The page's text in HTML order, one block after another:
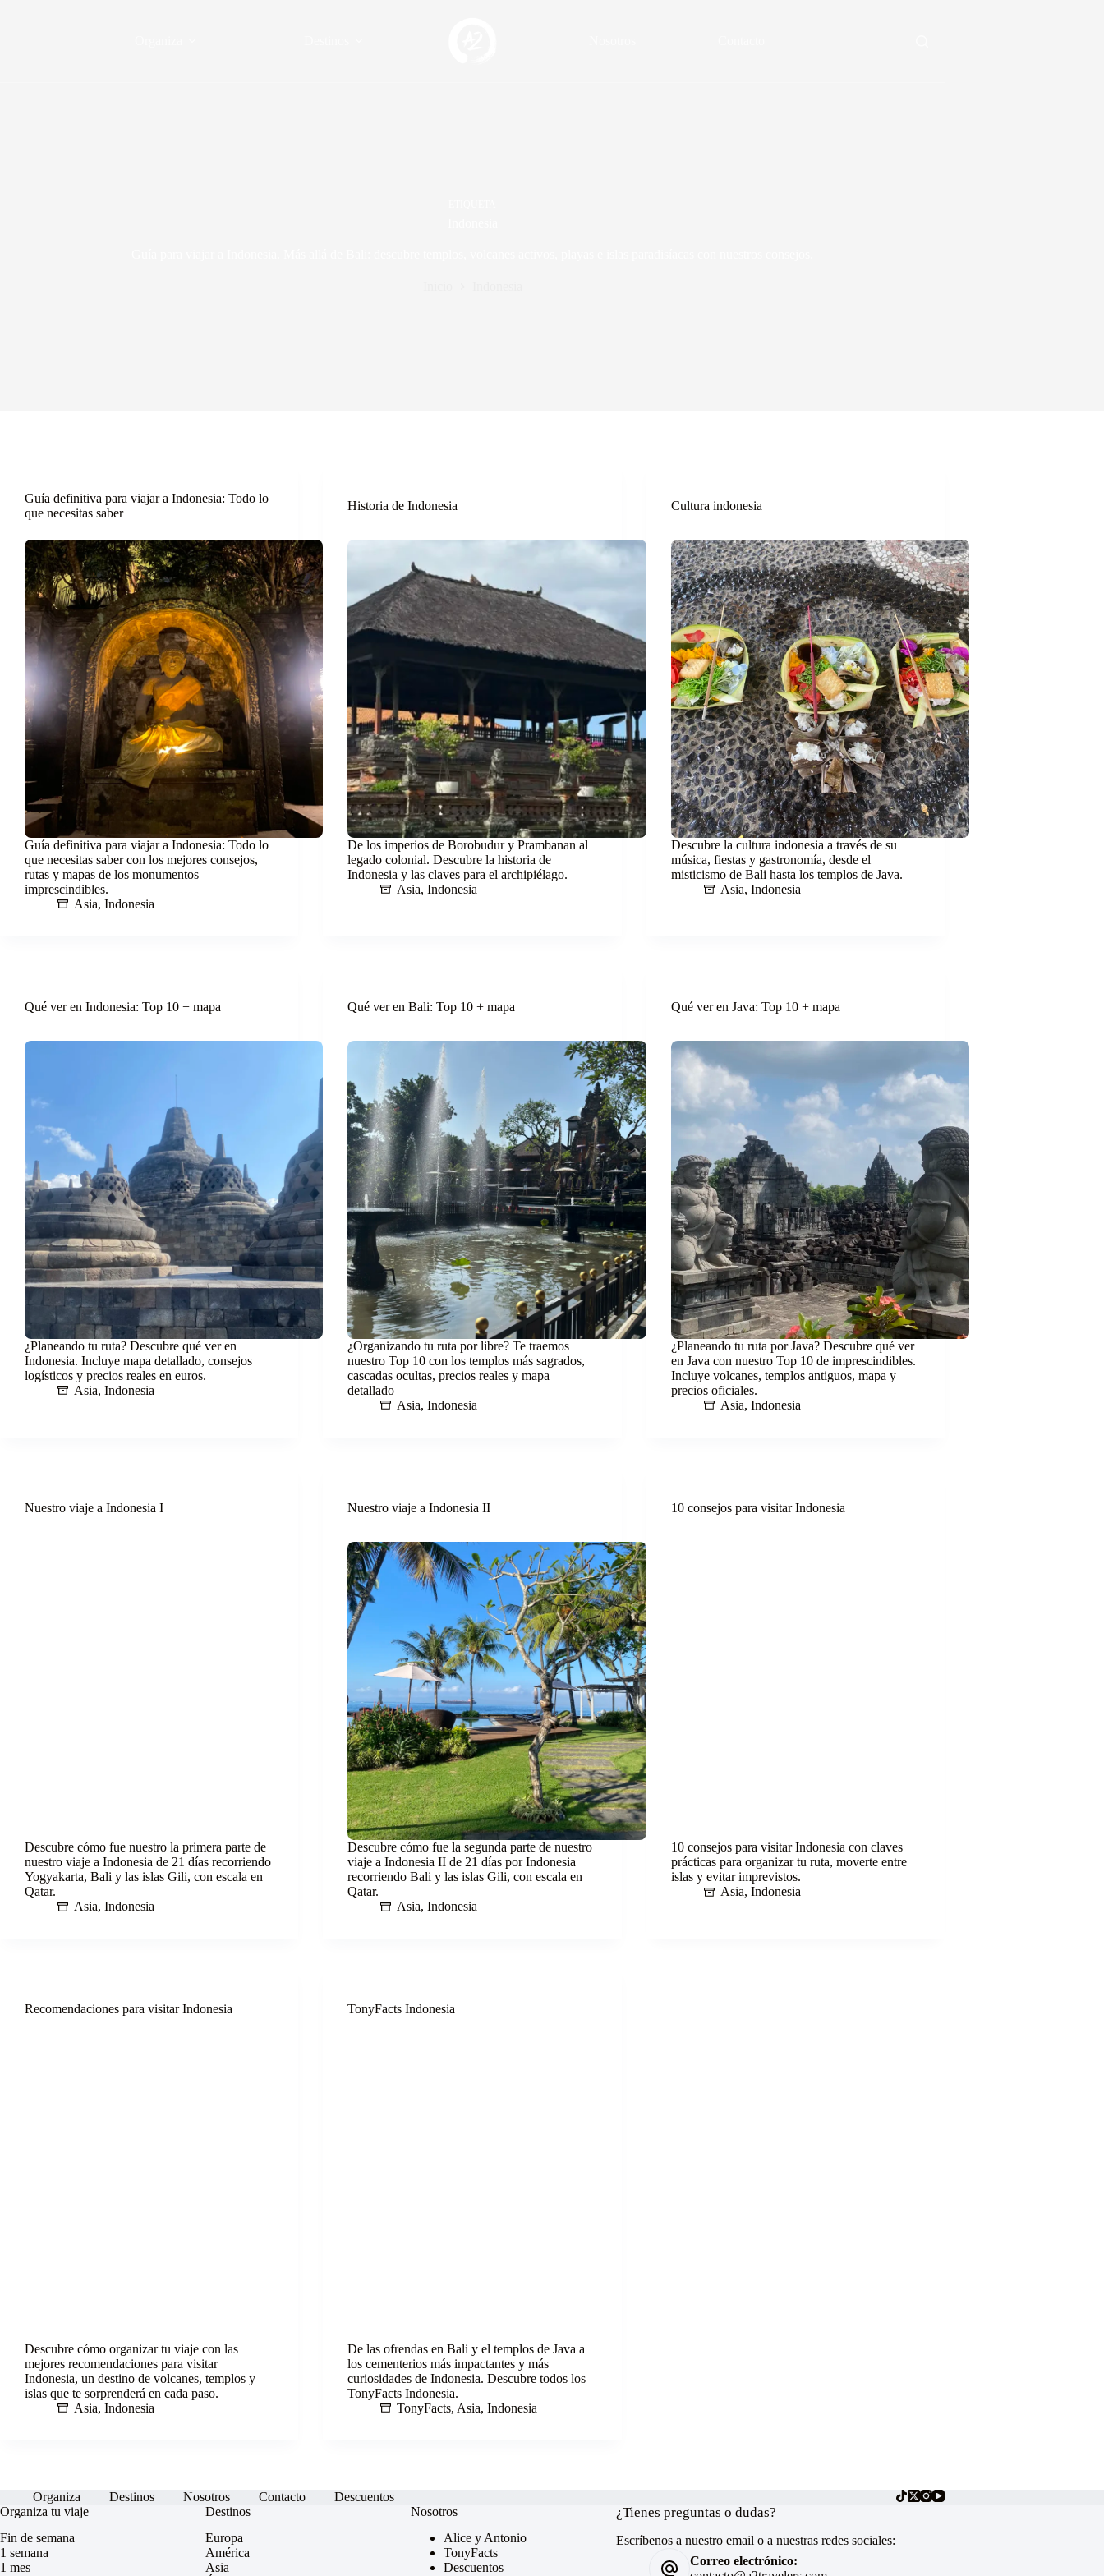
Guía definitiva para viajar a Indonesia: Todo lo
que necesitas saber
Guía definitiva para viajar a Indonesia: Todo lo
que necesitas saber con los mejores consejos,
rutas y mapas de los monumentos
imprescindibles.
Asia, Indonesia
Historia de Indonesia
De los imperios de Borobudur y Prambanan al
legado colonial. Descubre la historia de
Indonesia y las claves para el archipiélago.
Asia,Indonesia
Cultura indonesia
Descubre la cultura indonesia a través de su
música, fiestas y gastronomía, desde el
misticismo de Bali hasta los templos de Java.
Asia, Indonesia
Qué ver en Indonesia: Top 10 + mapa
¿Planeando tu ruta? Descubre qué ver en
Indonesia. Incluye mapa detallado, consejos
logísticos y precios reales en euros.
Asia, Indonesia
Qué ver en Bali: Top 10 + mapa
¿Organizando tu ruta por libre? Te traemos
nuestro Top 10 con los templos más sagrados,
cascadas ocultas, precios reales y mapa
detallado
Asia,Indonesia
Qué ver en Java: Top 10 + mapa
¿Planeando tu ruta por Java? Descubre qué ver
en Java con nuestro Top 10 de imprescindibles.
Incluye volcanes, templos antiguos, mapa y
precios oficiales.
Asia, Indonesia
Nuestro viaje a Indonesia I
Descubre cómo fue nuestro la primera parte de
nuestro viaje a Indonesia de 21 días recorriendo
Yogyakarta, Bali y las islas Gili, con escala en
Qatar.
Asia, Indonesia
Nuestro viaje a Indonesia II
Descubre cómo fue la segunda parte de nuestro
viaje a Indonesia II de 21 días por Indonesia
recorriendo Bali y las islas Gili, con escala en
Qatar.
Asia,Indonesia
10 consejos para visitar Indonesia
10 consejos para visitar Indonesia con claves
prácticas para organizar tu ruta, moverte entre
islas y evitar imprevistos.
Asia, Indonesia
Recomendaciones para visitar Indonesia
Descubre cómo organizar tu viaje con las
mejores recomendaciones para visitar
Indonesia, un destino de volcanes, templos y
islas que te sorprenderá en cada paso.
Asia, Indonesia
TonyFacts Indonesia
De las ofrendas en Bali y el templos de Java a
los cementerios más impactantes y más
curiosidades de Indonesia. Descubre todos los
TonyFacts Indonesia.
TonyFacts, Asia,Indonesia
Organiza Destinos Nosotros Contacto
Descuentos
Organiza tu viaje
Fin de semana
1 semana
1 mes
Destinos
Europa
América
Asia
Nosotros
Alice y Antonio
TonyFacts
Descuentos
¿Tienes preguntas o dudas?
Escríbenos a nuestro email o a nuestras redes sociales:
Correo electrónico: